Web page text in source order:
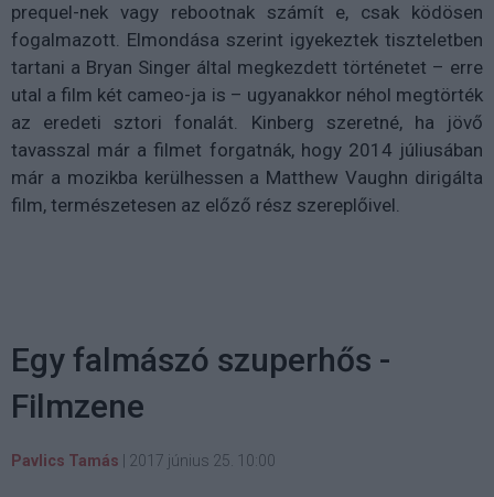
prequel-nek vagy rebootnak számít e, csak ködösen
fogalmazott. Elmondása szerint igyekeztek tiszteletben
tartani a Bryan Singer által megkezdett történetet – erre
utal a film két cameo-ja is – ugyanakkor néhol megtörték
az eredeti sztori fonalát. Kinberg szeretné, ha jövő
tavasszal már a filmet forgatnák, hogy 2014 júliusában
már a mozikba kerülhessen a Matthew Vaughn dirigálta
film, természetesen az előző rész szereplőivel.
Egy falmászó szuperhős -
Filmzene
Pavlics Tamás 2017 június 25. 10:00